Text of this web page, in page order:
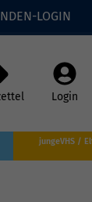
LOGIN
Login
jungeVHS /